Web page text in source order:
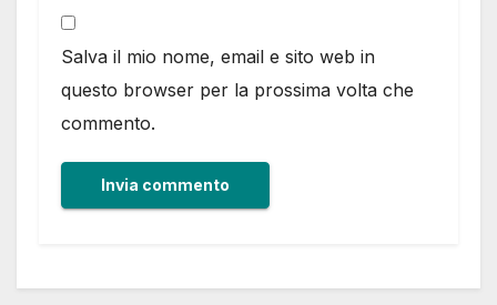
Salva il mio nome, email e sito web in
questo browser per la prossima volta che
commento.